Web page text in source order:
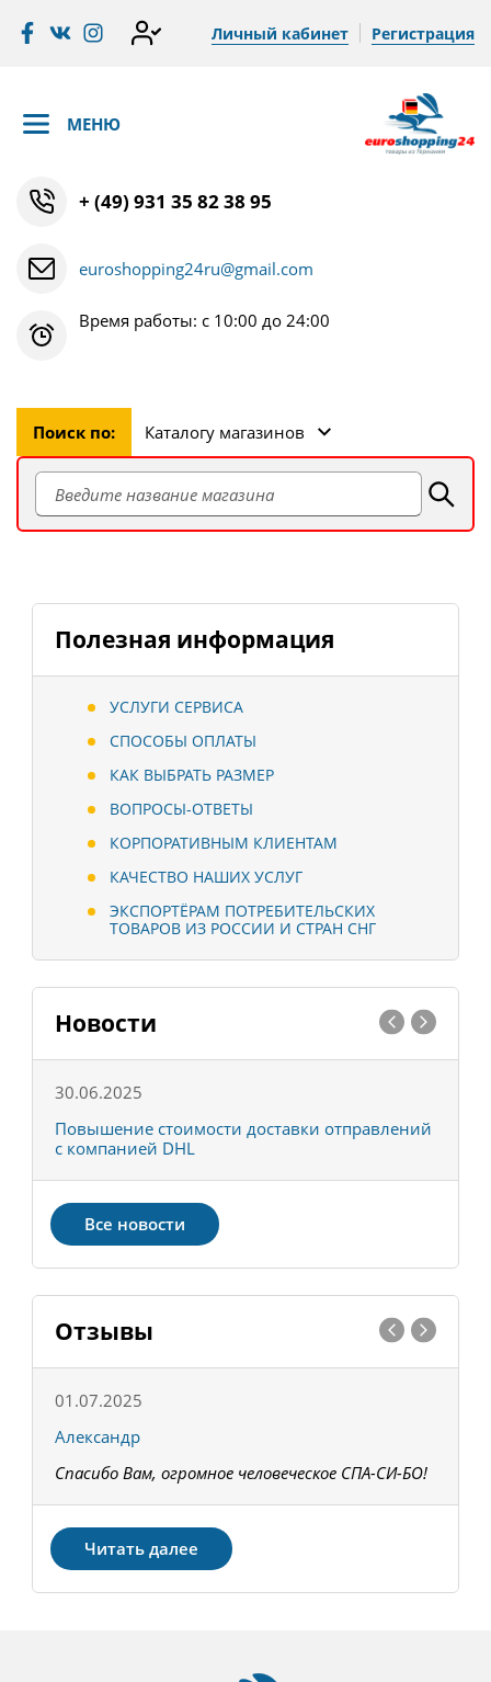
Личный кабинет Регистрация
МЕНЮ
+ (49) 931 35 82 38 95
euroshopping24ru@gmail.com
Время работы: с 10:00 до 24:00
Поиск по: Каталогу магазинов
Полезная информация
УСЛУГИ СЕРВИСА
СПОСОБЫ ОПЛАТЫ
КАК ВЫБРАТЬ РАЗМЕР
ВОПРОСЫ-ОТВЕТЫ
КОРПОРАТИВНЫМ КЛИЕНТАМ
КАЧЕСТВО НАШИХ УСЛУГ
ЭКСПОРТЁРАМ ПОТРЕБИТЕЛЬСКИХ
ТОВАРОВ ИЗ РОССИИ И СТРАН СНГ
Новости
30.06.2025
Повышение стоимости доставки отправлений
с компанией DHL
Все новости
Отзывы
01.07.2025
Александр
Спасибо Вам, огромное человеческое СПА-СИ-БО!
Читать далее